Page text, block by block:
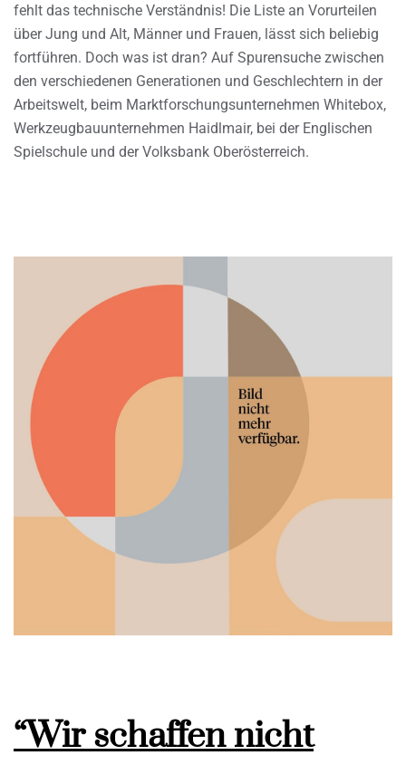
fehlt das technische Verständnis! Die Liste an Vorurteilen
über Jung und Alt, Männer und Frauen, lässt sich beliebig
fortführen. Doch was ist dran? Auf Spurensuche zwischen
den verschiedenen Generationen und Geschlechtern in der
Arbeitswelt, beim Marktforschungsunternehmen Whitebox,
Werkzeugbauunternehmen Haidlmair, bei der Englischen
Spielschule und der Volksbank Oberösterreich.
“Wir schaffen nicht